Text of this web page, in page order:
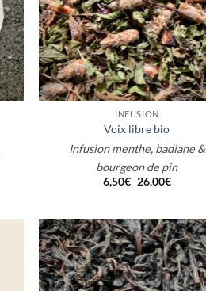
+
INFUSION
Voix libre bio
Infusion menthe, badiane &
bourgeon de pin
6,50€–26,00€